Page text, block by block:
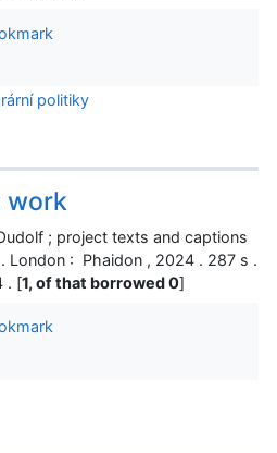
work
; project texts and captions
London : Phaidon , 2024 . 287 s .
. [1, of that borrowed 0]